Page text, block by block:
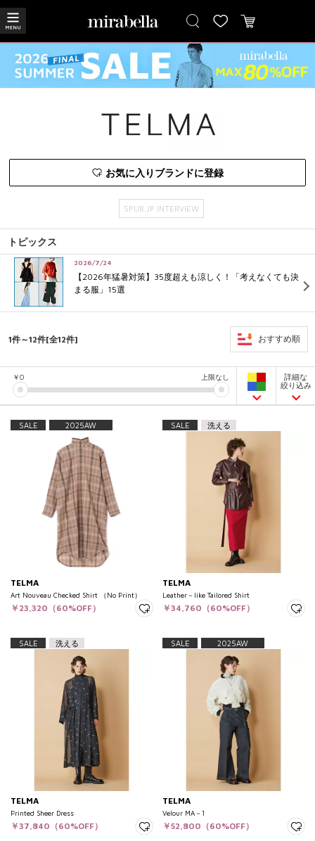
お気に入りブランドに登録
SPUR.JP INTERVIEW
トピックス
2026/7/24
【2026年猛暑対策】35度超えも涼しく！「考えなくても決
まる服」15選
1件～12件[全12件] おすすめ順
￥0 上限なし
詳細な
絞り込み
SALE 2025AW
TELMA
Art Nouveau Checked Shirt （No Print）
￥23,320（60%OFF）
SALE 洗える
TELMA
Leather－like Tailored Shirt
￥34,760（60%OFF）
SALE 洗える
TELMA
Printed Sheer Dress
￥37,840（60%OFF）
SALE 2025AW
TELMA
Velour MA－1
￥52,800（60%OFF）